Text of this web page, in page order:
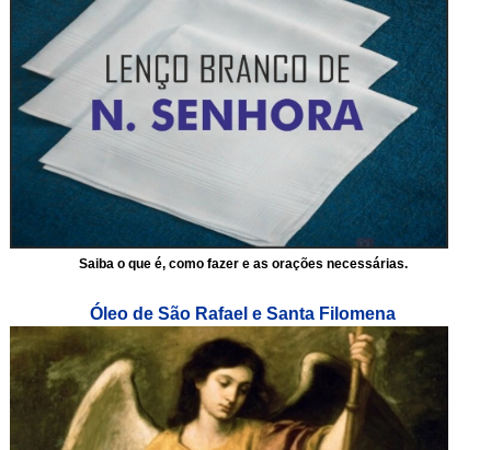
Saiba o que é, como fazer e as orações necessárias.
Óleo de São Rafael e Santa Filomena